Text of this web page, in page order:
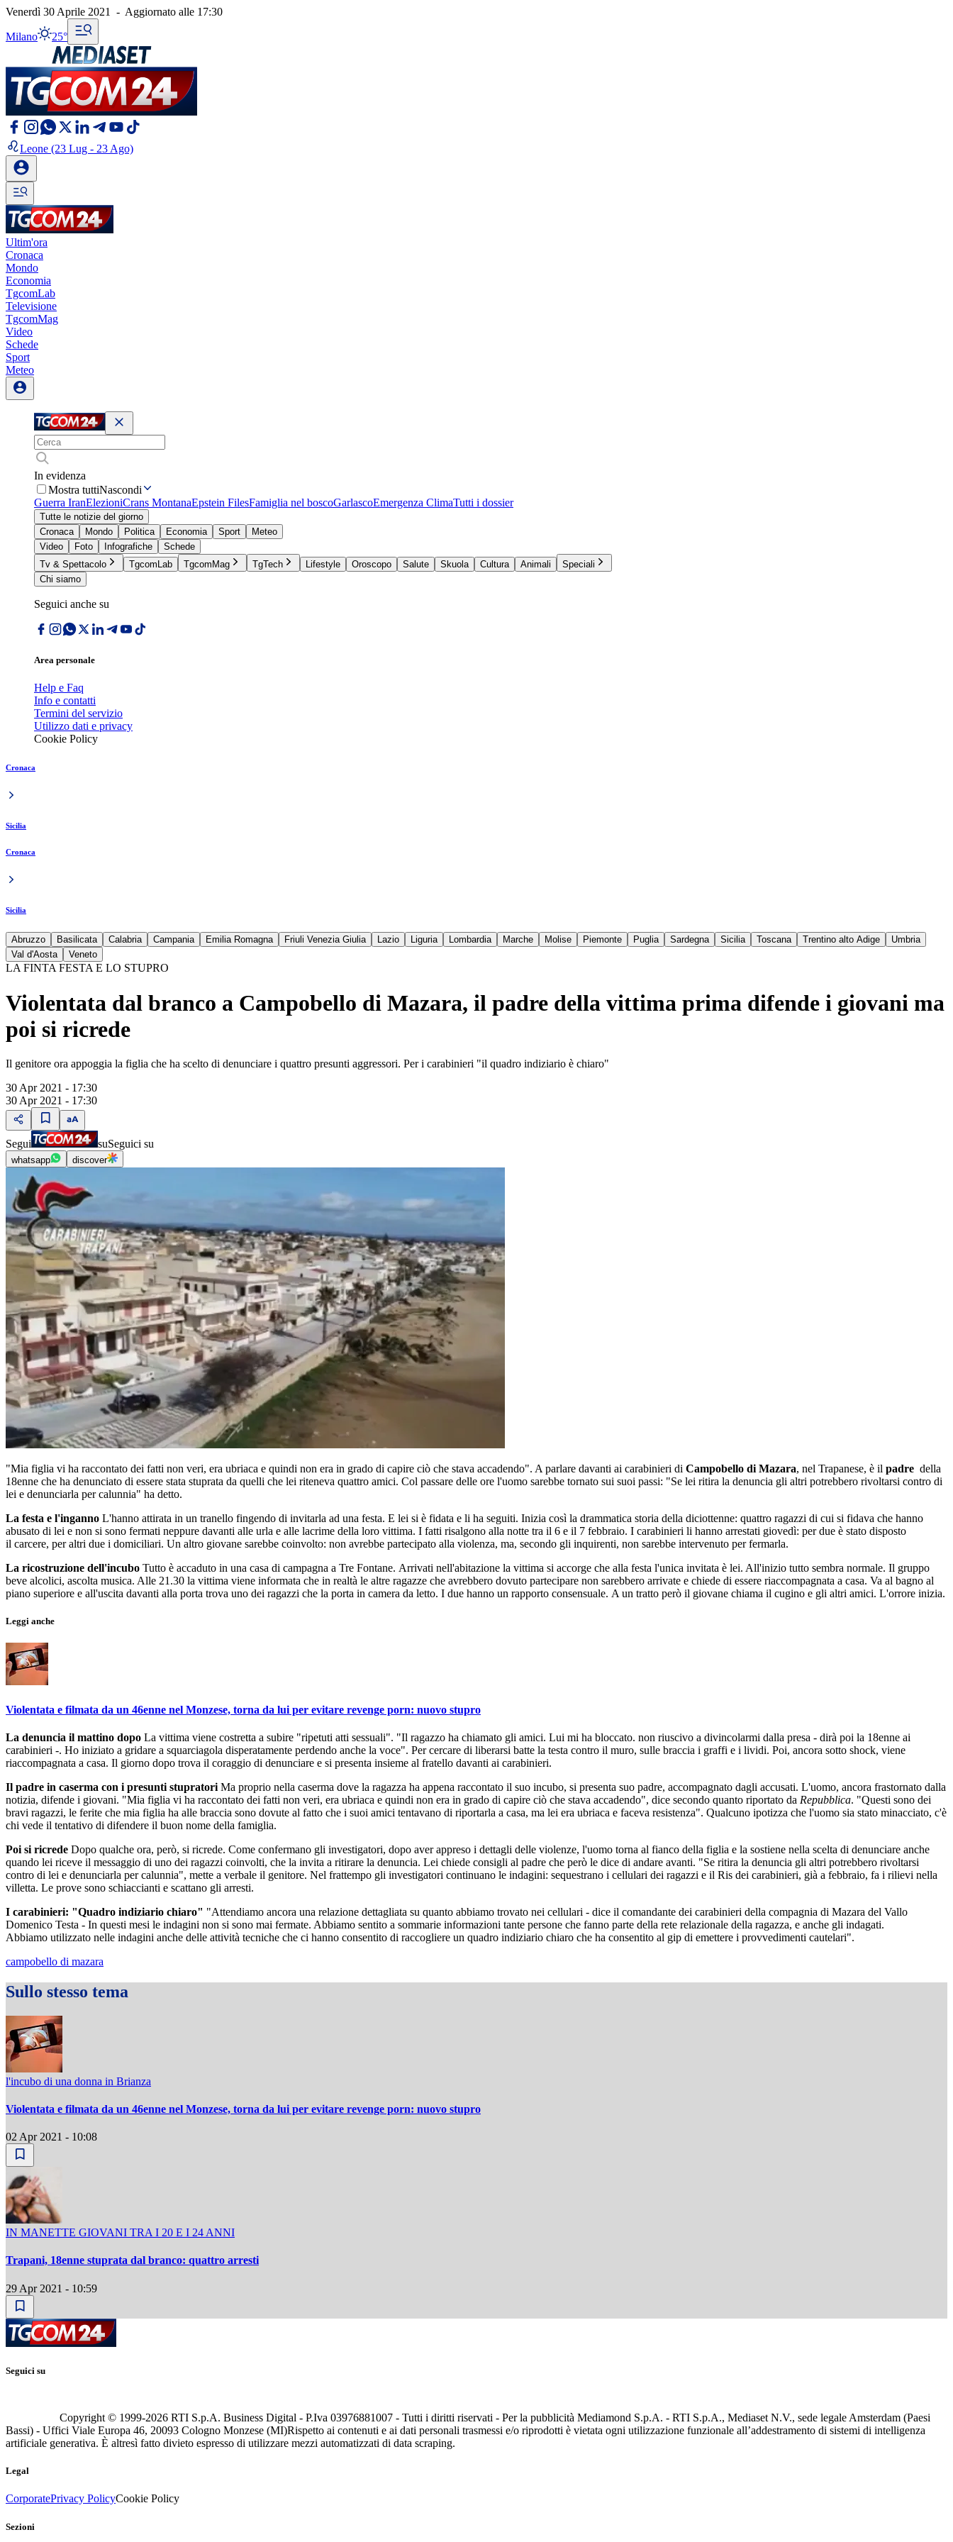
Venerdì 30 Aprile 2021 - Aggiornato alle 17:30
Milano 25°
Leone (23 Lug - 23 Ago)
Ultim'ora
Cronaca
Mondo
Economia
TgcomLab
Televisione
TgcomMag
Video
Schede
Sport
Meteo
In evidenza
Mostra tuttiNascondi
Guerra IranElezioniCrans MontanaEpstein FilesFamiglia nel boscoGarlascoEmergenza ClimaTutti i dossier
Tutte le notizie del giorno
Cronaca
Mondo Politica Economia Sport
Meteo
Video
Foto Infografiche
Schede
Tv & Spettacolo
TgcomLab TgcomMag TgTech Lifestyle Oroscopo Salute Skuola Cultura Animali
Speciali
Chi siamo
Seguici anche su
Area personale
Help e Faq
Info e contatti
Termini del servizio
Utilizzo dati e privacy
Cookie Policy
Cronaca
Sicilia
Cronaca
Sicilia
Abruzzo Basilicata Calabria Campania Emilia Romagna Friuli Venezia Giulia Lazio Liguria Lombardia Marche Molise Piemonte Puglia Sardegna Sicilia Toscana Trentino alto Adige
Umbria
Val d'Aosta
Veneto
LA FINTA FESTA E LO STUPRO
Violentata dal branco a Campobello di Mazara, il padre della vittima prima difende i giovani ma
poi si ricrede
Il genitore ora appoggia la figlia che ha scelto di denunciare i quattro presunti aggressori. Per i carabinieri "il quadro indiziario è chiaro"
30 Apr 2021 - 17:30
30 Apr 2021 - 17:30
Segui suSeguici su
whatsapp discover
"Mia figlia vi ha raccontato dei fatti non veri, era ubriaca e quindi non era in grado di capire ciò che stava accadendo". A parlare davanti ai carabinieri di Campobello di Mazara, nel Trapanese, è il padre della
18enne che ha denunciato di essere stata stuprata da quelli che lei riteneva quattro amici. Col passare delle ore l'uomo sarebbe tornato sui suoi passi: "Se lei ritira la denuncia gli altri potrebbero rivoltarsi contro di
lei e denunciarla per calunnia" ha detto.
La festa e l'inganno L'hanno attirata in un tranello fingendo di invitarla ad una festa. E lei si è fidata e li ha seguiti. Inizia così la drammatica storia della diciottenne: quattro ragazzi di cui si fidava che hanno
abusato di lei e non si sono fermati neppure davanti alle urla e alle lacrime della loro vittima. I fatti risalgono alla notte tra il 6 e il 7 febbraio. I carabinieri li hanno arrestati giovedì: per due è stato disposto
il carcere, per altri due i domiciliari. Un altro giovane sarebbe coinvolto: non avrebbe partecipato alla violenza, ma, secondo gli inquirenti, non sarebbe intervenuto per fermarla.
La ricostruzione dell'incubo Tutto è accaduto in una casa di campagna a Tre Fontane. Arrivati nell'abitazione la vittima si accorge che alla festa l'unica invitata è lei. All'inizio tutto sembra normale. Il gruppo
beve alcolici, ascolta musica. Alle 21.30 la vittima viene informata che in realtà le altre ragazze che avrebbero dovuto partecipare non sarebbero arrivate e chiede di essere riaccompagnata a casa. Va al bagno al
piano superiore e all'uscita davanti alla porta trova uno dei ragazzi che la porta in camera da letto. I due hanno un rapporto consensuale. A un tratto però il giovane chiama il cugino e gli altri amici. L'orrore inizia.
Leggi anche
Violentata e filmata da un 46enne nel Monzese, torna da lui per evitare revenge porn: nuovo stupro
La denuncia il mattino dopo La vittima viene costretta a subire "ripetuti atti sessuali". "Il ragazzo ha chiamato gli amici. Lui mi ha bloccato. non riuscivo a divincolarmi dalla presa - dirà poi la 18enne ai
carabinieri -. Ho iniziato a gridare a squarciagola disperatamente perdendo anche la voce". Per cercare di liberarsi batte la testa contro il muro, sulle braccia i graffi e i lividi. Poi, ancora sotto shock, viene
riaccompagnata a casa. Il giorno dopo trova il coraggio di denunciare e si presenta insieme al fratello davanti ai carabinieri.
Il padre in caserma con i presunti stupratori Ma proprio nella caserma dove la ragazza ha appena raccontato il suo incubo, si presenta suo padre, accompagnato dagli accusati. L'uomo, ancora frastornato dalla
notizia, difende i giovani. "Mia figlia vi ha raccontato dei fatti non veri, era ubriaca e quindi non era in grado di capire ciò che stava accadendo", dice secondo quanto riportato da Repubblica. "Questi sono dei
bravi ragazzi, le ferite che mia figlia ha alle braccia sono dovute al fatto che i suoi amici tentavano di riportarla a casa, ma lei era ubriaca e faceva resistenza". Qualcuno ipotizza che l'uomo sia stato minacciato, c'è
chi vede il tentativo di difendere il buon nome della famiglia.
Poi si ricrede Dopo qualche ora, però, si ricrede. Come confermano gli investigatori, dopo aver appreso i dettagli delle violenze, l'uomo torna al fianco della figlia e la sostiene nella scelta di denunciare anche
quando lei riceve il messaggio di uno dei ragazzi coinvolti, che la invita a ritirare la denuncia. Lei chiede consigli al padre che però le dice di andare avanti. "Se ritira la denuncia gli altri potrebbero rivoltarsi
contro di lei e denunciarla per calunnia", mette a verbale il genitore. Nel frattempo gli investigatori continuano le indagini: sequestrano i cellulari dei ragazzi e il Ris dei carabinieri, già a febbraio, fa i rilievi nella
villetta. Le prove sono schiaccianti e scattano gli arresti.
I carabinieri: "Quadro indiziario chiaro" "Attendiamo ancora una relazione dettagliata su quanto abbiamo trovato nei cellulari - dice il comandante dei carabinieri della compagnia di Mazara del Vallo
Domenico Testa - In questi mesi le indagini non si sono mai fermate. Abbiamo sentito a sommarie informazioni tante persone che fanno parte della rete relazionale della ragazza, e anche gli indagati.
Abbiamo utilizzato nelle indagini anche delle attività tecniche che ci hanno consentito di raccogliere un quadro indiziario chiaro che ha consentito al gip di emettere i provvedimenti cautelari".
campobello di mazara
Sullo stesso tema
l'incubo di una donna in Brianza
Violentata e filmata da un 46enne nel Monzese, torna da lui per evitare revenge porn: nuovo stupro
02 Apr 2021 - 10:08
IN MANETTE GIOVANI TRA I 20 E I 24 ANNI
Trapani, 18enne stuprata dal branco: quattro arresti
29 Apr 2021 - 10:59
Seguici su
Copyright © 1999-2026 RTI S.p.A. Business Digital - P.Iva 03976881007 - Tutti i diritti riservati - Per la pubblicità Mediamond S.p.A. - RTI S.p.A., Mediaset N.V., sede legale Amsterdam (Paesi
Bassi) - Uffici Viale Europa 46, 20093 Cologno Monzese (MI)Rispetto ai contenuti e ai dati personali trasmessi e/o riprodotti è vietata ogni utilizzazione funzionale all’addestramento di sistemi di intelligenza
artificiale generativa. È altresì fatto divieto espresso di utilizzare mezzi automatizzati di data scraping.
Legal
CorporatePrivacy PolicyCookie Policy
Sezioni